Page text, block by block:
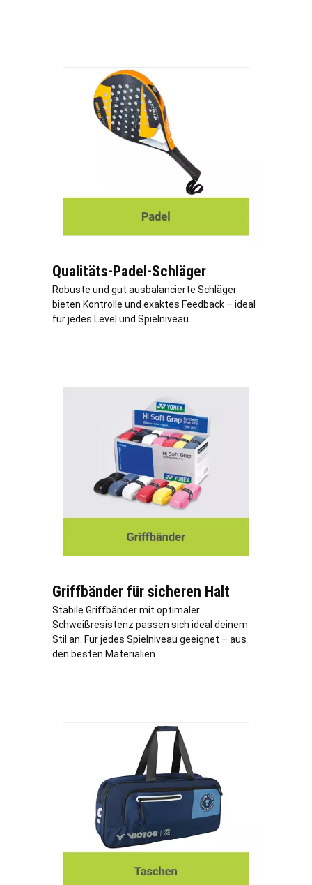
Qualitäts-Padel-Schläger
Robuste und gut ausbalancierte Schläger
bieten Kontrolle und exaktes Feedback – ideal
für jedes Level und Spielniveau.
Griffbänder für sicheren Halt
Stabile Griffbänder mit optimaler
Schweißresistenz passen sich ideal deinem
Stil an. Für jedes Spielniveau geeignet – aus
den besten Materialien.